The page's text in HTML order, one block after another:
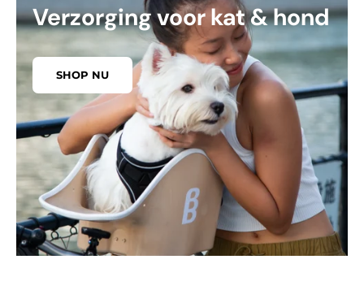
Verzorging voor kat & hond
SHOP NU